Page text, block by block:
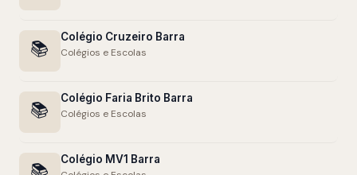
📚
Colégio Cruzeiro Barra
Colégios e Escolas
📚
Colégio Faria Brito Barra
Colégios e Escolas
Colégio MV1 Barra